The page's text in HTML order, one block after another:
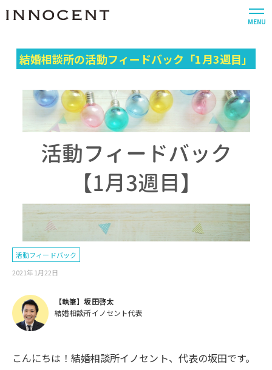
MENU
結婚相談所の活動フィードバック「1月3週目」
活動フィードバック
2021年1月22日
【執筆】坂田啓太
結婚相談所イノセント代表
こんにちは！結婚相談所イノセント、代表の坂田です。